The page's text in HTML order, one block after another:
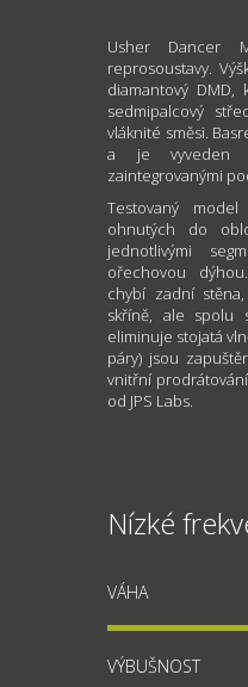
Usher Dancer
reprosoustavy.
diamantový DMD,
sedmipalcový
vláknité směsi.
a je vyveden
zaintegrovanými
Testovaný
ohnutých do
jednotlivými
ořechovou
chybí zadní
skříně, ale spolu
eliminuje stojatá
páry) jsou
vnitřní
od JPS Labs.
Nízké
VÁHA
VÝBUŠNOST